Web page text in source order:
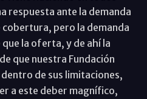
respuesta ante la demanda
cobertura, pero la demanda
la oferta, y de ahí la
que nuestra Fundación
de sus limitaciones,
a este deber magnífico,